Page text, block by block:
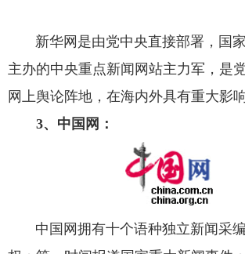
新华网是由党中央直接部署，国
主办的中央重点新闻网站主力军，是
网上舆论阵地，在海内外具有重大影响
3、中国网：
中国网拥有十个语种独立新闻采